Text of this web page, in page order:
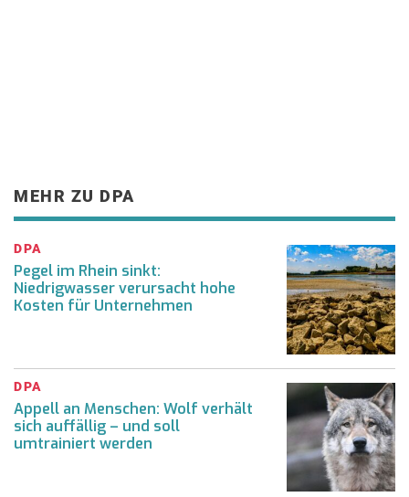
MEHR ZU DPA
DPA
Pegel im Rhein sinkt:
Niedrigwasser verursacht hohe
Kosten für Unternehmen
DPA
Appell an Menschen: Wolf verhält
sich auffällig – und soll
umtrainiert werden